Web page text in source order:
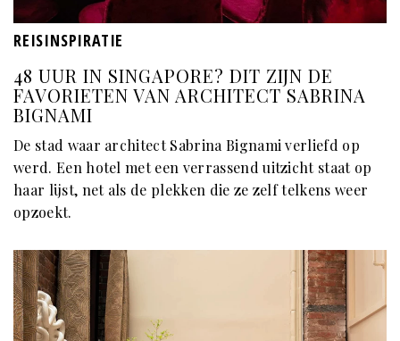
REISINSPIRATIE
48 UUR IN SINGAPORE? DIT ZIJN DE
FAVORIETEN VAN ARCHITECT SABRINA
BIGNAMI
De stad waar architect Sabrina Bignami verliefd op
werd. Een hotel met een verrassend uitzicht staat op
haar lijst, net als de plekken die ze zelf telkens weer
opzoekt.